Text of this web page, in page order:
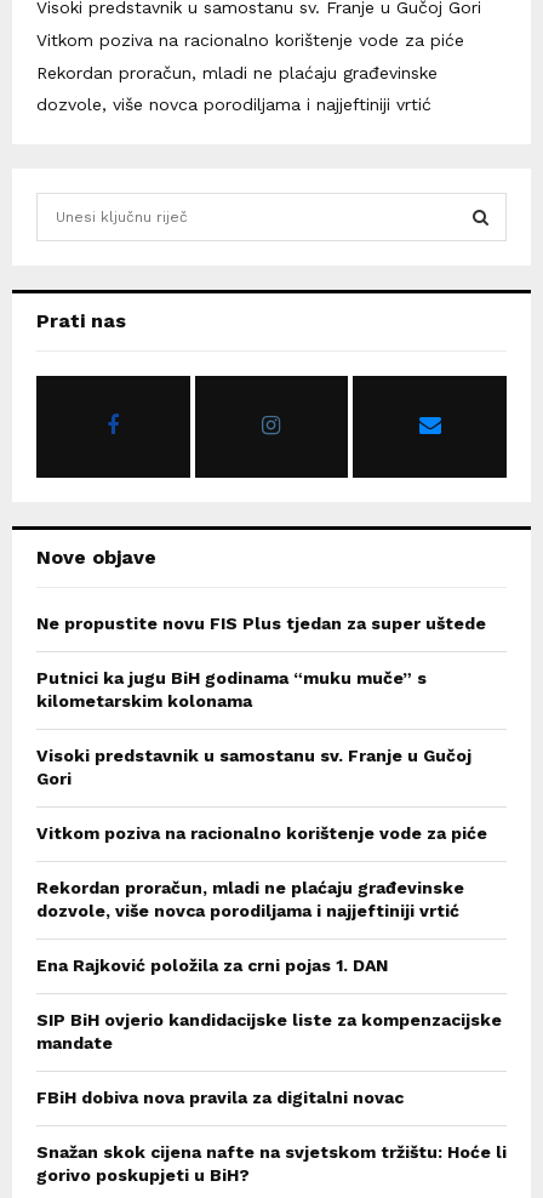
Visoki predstavnik u samostanu sv. Franje u Gučoj Gori
Vitkom poziva na racionalno korištenje vode za piće
Rekordan proračun, mladi ne plaćaju građevinske
dozvole, više novca porodiljama i najjeftiniji vrtić
h
o
Prati nas
Nove objave
Ne propustite novu FIS Plus tjedan za super uštede
Putnici ka jugu BiH godinama “muku muče” s
kilometarskim kolonama
Visoki predstavnik u samostanu sv. Franje u Gučoj
Gori
Vitkom poziva na racionalno korištenje vode za piće
Rekordan proračun, mladi ne plaćaju građevinske
dozvole, više novca porodiljama i najjeftiniji vrtić
Ena Rajković položila za crni pojas 1. DAN
SIP BiH ovjerio kandidacijske liste za kompenzacijske
mandate
FBiH dobiva nova pravila za digitalni novac
Snažan skok cijena nafte na svjetskom tržištu: Hoće li
gorivo poskupjeti u BiH?